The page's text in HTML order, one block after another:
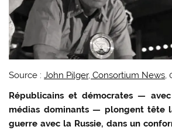
Source :John Pilger, Consortium News,
Républicains et démocrates —
médias dominants — plongent tête
guerre avec la Russie, dans un